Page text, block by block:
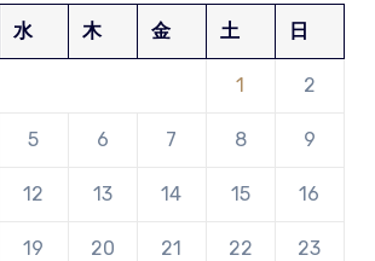
水 木 金 土 日
1 2
5 6 7 8 9
12 13 14 15 16
19 20 21 22 23